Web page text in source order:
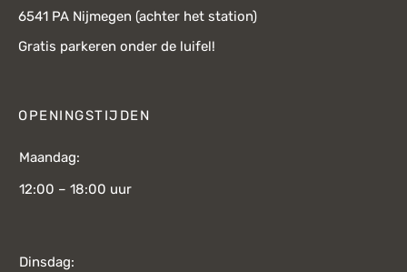
6541 PA Nijmegen (achter het station)
Gratis parkeren onder de luifel!
OPENINGSTIJDEN
Maandag:
12:00 – 18:00 uur
Dinsdag: